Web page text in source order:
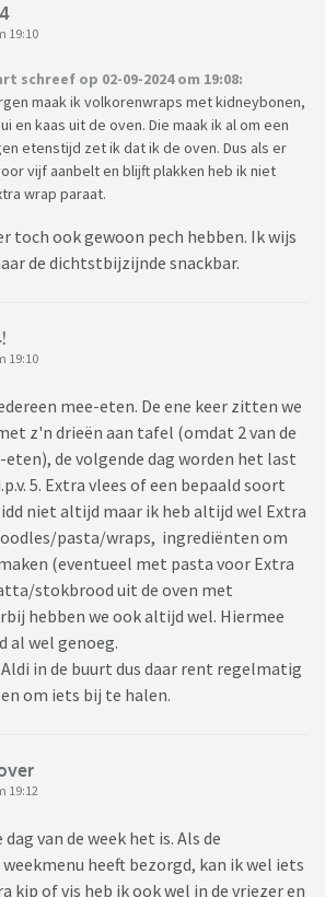
19:10
schreef op 02-09-2024 om 19:08:
maak ik volkorenwraps met kidneybonen,
en kaas uit de oven. Die maak ik al om een
etenstijd zet ik dat ik de oven. Dus als er
vijf aanbelt en blijft plakken heb ik niet
wrap paraat.
toch ook gewoon pech hebben. Ik wijs
de dichtstbijzijnde snackbar.
19:10
mee-eten. De ene keer zitten we
z'n drieën aan tafel (omdat 2 van de
de volgende dag worden het last
5. Extra vlees of een bepaald soort
niet altijd maar ik heb altijd wel Extra
pasta/wraps, ingrediënten om
(eventueel met pasta voor Extra
stokbrood uit de oven met
hebben we ook altijd wel. Hiermee
al wel genoeg.
in de buurt dus daar rent regelmatig
om iets bij te halen.
19:12
van de week het is. Als de
heeft bezorgd, kan ik wel iets
kip of vis heb ik ook wel in de vriezer en